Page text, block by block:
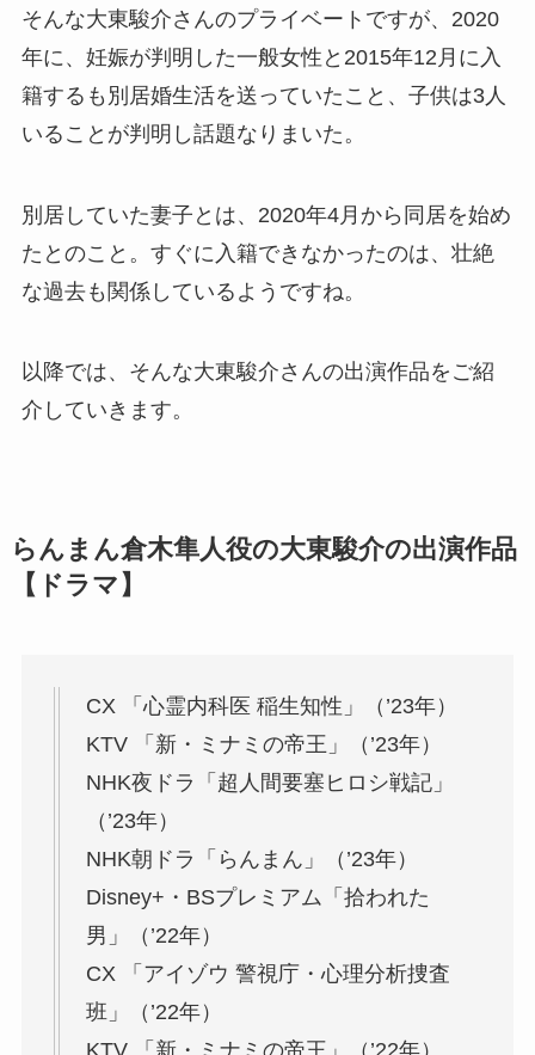
そんな大東駿介さんのプライベートですが、2020
年に、妊娠が判明した一般女性と2015年12月に入
籍するも別居婚生活を送っていたこと、子供は3人
いることが判明し話題なりまいた。
別居していた妻子とは、2020年4月から同居を始め
たとのこと。すぐに入籍できなかったのは、壮絶
な過去も関係しているようですね。
以降では、そんな大東駿介さんの出演作品をご紹
介していきます。
らんまん倉木隼人役の大東駿介の出演作品
【ドラマ】
CX 「心霊内科医 稲生知性」（’23年）
KTV 「新・ミナミの帝王」（’23年）
NHK夜ドラ「超人間要塞ヒロシ戦記」
（’23年）
NHK朝ドラ「らんまん」（’23年）
Disney+・BSプレミアム「拾われた
男」（’22年）
CX 「アイゾウ 警視庁・心理分析捜査
班」（’22年）